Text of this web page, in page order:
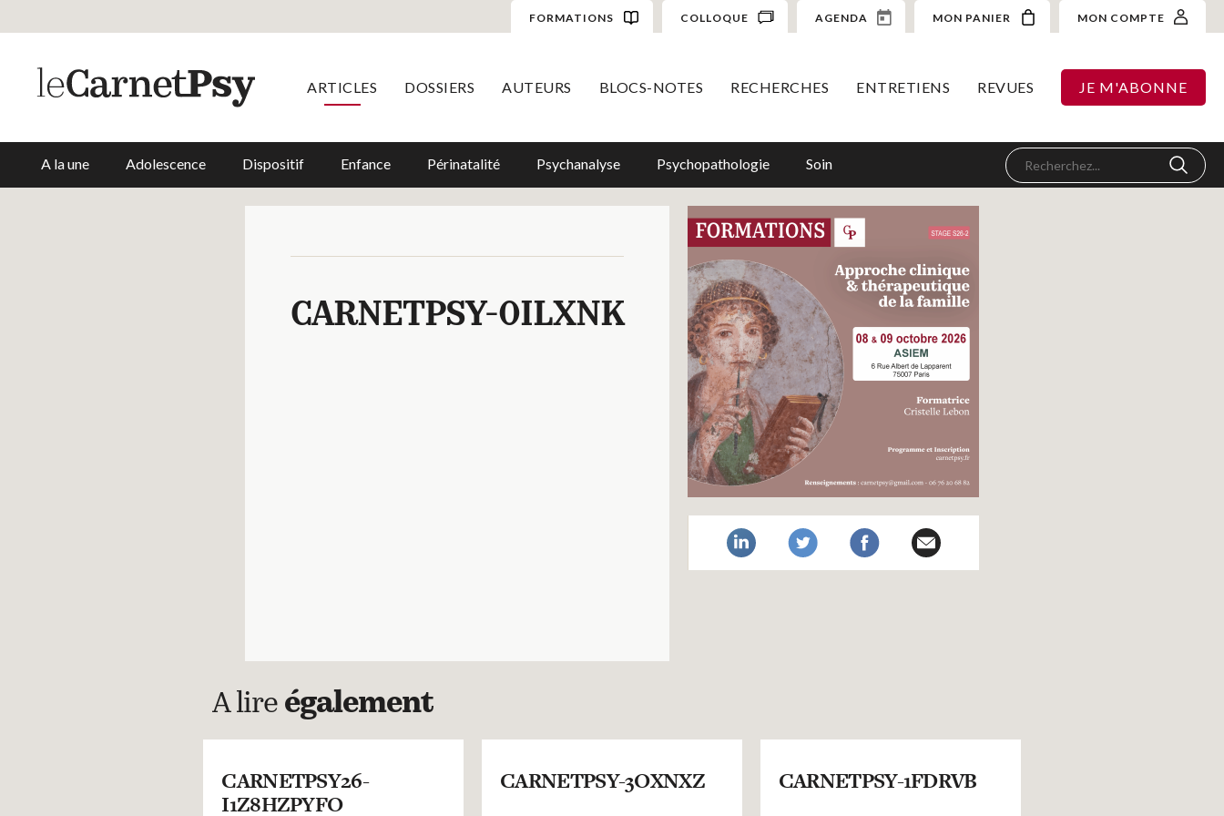
FORMATIONS COLLOQUE AGENDA MON PANIER MON COMPTE
ARTICLES DOSSIERS AUTEURS BLOCS-NOTES RECHERCHES ENTRETIENS REVUES JE M'ABONNE
A la une Adolescence Dispositif Enfance Périnatalité Psychanalyse Psychopathologie Soin
CARNETPSY-0ILXNK
A lire également
CARNETPSY26-
I1Z8HZPYFO
CARNETPSY-3OXNXZ CARNETPSY-1FDRVB